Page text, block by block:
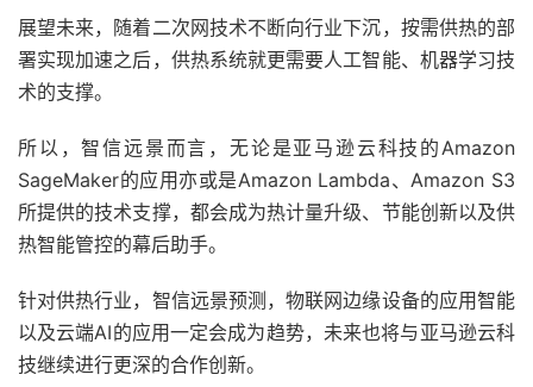
展望未来，随着二次网技术不断向行业下沉，按需供热的部
署实现加速之后，供热系统就更需要人工智能、机器学习技
术的支撑。
所以，智信远景而言，无论是亚马逊云科技的Amazon
SageMaker的应用亦或是Amazon Lambda、Amazon S3
所提供的技术支撑，都会成为热计量升级、节能创新以及供
热智能管控的幕后助手。
针对供热行业，智信远景预测，物联网边缘设备的应用智能
以及云端AI的应用一定会成为趋势，未来也将与亚马逊云科
技继续进行更深的合作创新。